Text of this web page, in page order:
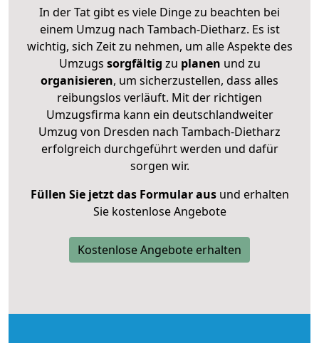
In der Tat gibt es viele Dinge zu beachten bei
einem Umzug nach Tambach-Dietharz. Es ist
wichtig, sich Zeit zu nehmen, um alle Aspekte des
Umzugs sorgfältig zu planen und zu
organisieren, um sicherzustellen, dass alles
reibungslos verläuft. Mit der richtigen
Umzugsfirma kann ein deutschlandweiter
Umzug von Dresden nach Tambach-Dietharz
erfolgreich durchgeführt werden und dafür
sorgen wir.
Füllen Sie jetzt das Formular ausund erhalten
Sie kostenlose Angebote
Kostenlose Angebote erhalten